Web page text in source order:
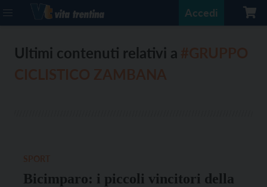
Accedi
Ultimi contenuti relativi a
Bicimparo: i piccoli vincitori della